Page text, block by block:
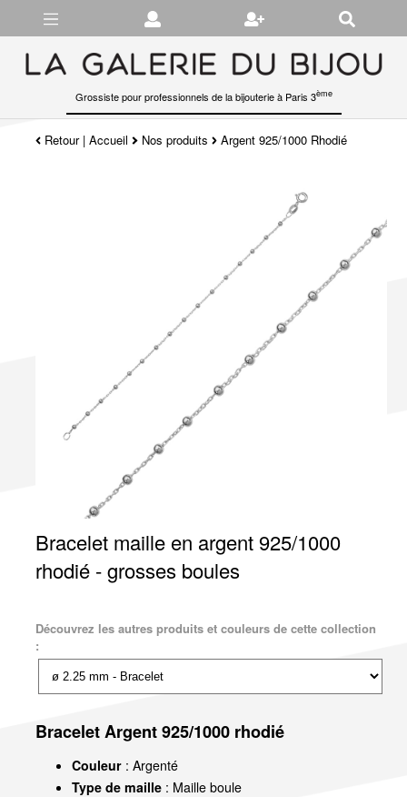
Grossiste pour professionnels de la bijouterie à Paris 3ème
Retour|Accueil Nos produits Argent 925/1000 Rhodié
Bracelet maille en argent 925/1000
rhodié - grosses boules
Découvrez les autres produits et couleurs de cette collection
:
Bracelet Argent 925/1000 rhodié
Couleur: Argenté
Type de maille: Maille boule
Gérer les préférences en matière de cookies